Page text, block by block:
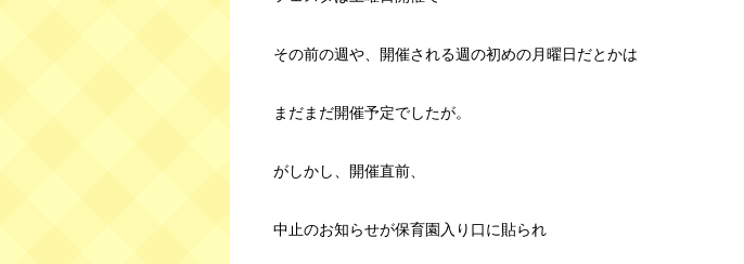
その前の週や、開催される週の初めの月曜日だとかは
まだまだ開催予定でしたが。
がしかし、開催直前、
中止のお知らせが保育園入り口に貼られ